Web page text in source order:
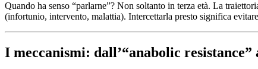
Quando ha senso “parlarne”? Non soltanto in terza età. La
(infortunio, intervento, malattia). Intercettarla presto significa
I meccanismi: dall’“anabolic